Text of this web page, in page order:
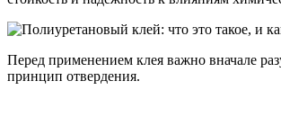
Перед применением клея важно вначале
принцип отвердения.